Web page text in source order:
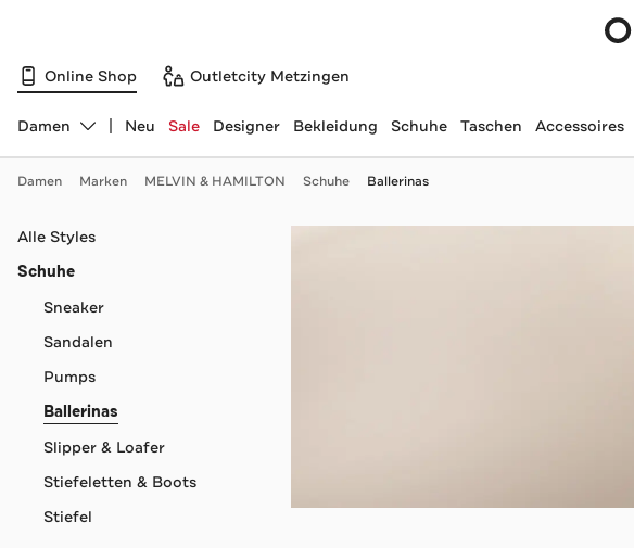
Online Shop Outletcity Metzingen
Abteilung ändern, ausgewählt:
Damen Neu Sale Designer Bekleidung Schuhe Taschen Accessoires
Damen Marken MELVIN & HAMILTON Schuhe Ballerinas
Navigation überspringen
Alle Styles
Schuhe
Sneaker
Sandalen
Pumps
Ballerinas
Slipper & Loafer
Stiefeletten & Boots
Stiefel